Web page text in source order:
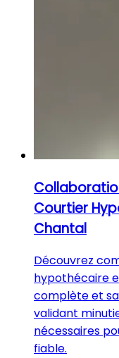
Courtier
Chantal
Découvrez
hypothécaire
complète et
validant
nécessaires
fiable.